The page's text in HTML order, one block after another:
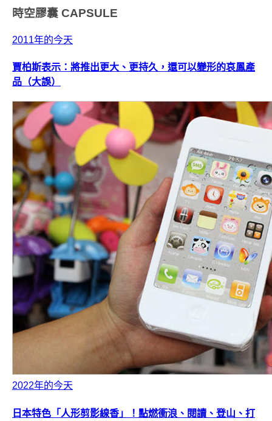
時空膠囊 CAPSULE
2011年的今天
賈柏斯表示：將推出更大、更持久，還可以變形的哀鳳產
品（大誤）
2022年的今天
日本特色「人形剪影線香」！點燃衝浪、閱讀、登山、打